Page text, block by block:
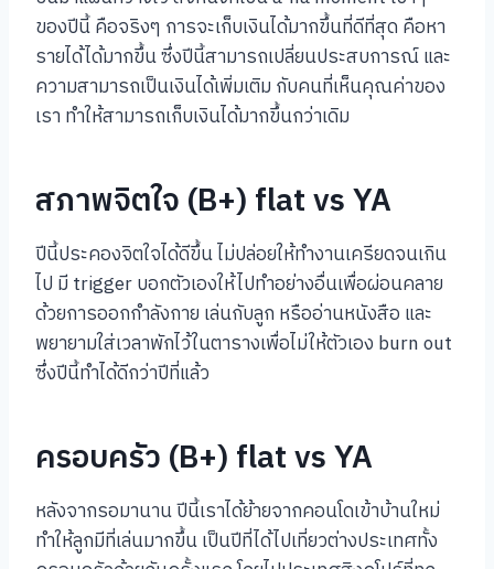
ของปีนี้ คือจริงๆ การจะเก็บเงินได้มากขึ้นที่ดีที่สุด คือหา
รายได้ได้มากขึ้น ซึ่งปีนี้สามารถเปลี่ยนประสบการณ์ และ
ความสามารถเป็นเงินได้เพิ่มเติม กับคนที่เห็นคุณค่าของ
เรา ทำให้สามารถเก็บเงินได้มากขึ้นกว่าเดิม
สภาพจิตใจ (B+) flat vs YA
ปีนี้ประคองจิตใจได้ดีขึ้น ไม่ปล่อยให้ทำงานเครียดจนเกิน
ไป มี trigger บอกตัวเองให้ไปทำอย่างอื่นเพื่อผ่อนคลาย
ด้วยการออกกำลังกาย เล่นกับลูก หรืออ่านหนังสือ และ
พยายามใส่เวลาพักไว้ในตารางเพื่อไม่ให้ตัวเอง burn out
ซึ่งปีนี้ทำได้ดีกว่าปีที่แล้ว
ครอบครัว (B+) flat vs YA
หลังจากรอมานาน ปีนี้เราได้ย้ายจากคอนโดเข้าบ้านใหม่
ทำให้ลูกมีที่เล่นมากขึ้น เป็นปีที่ได้ไปเที่ยวต่างประเทศทั้ง